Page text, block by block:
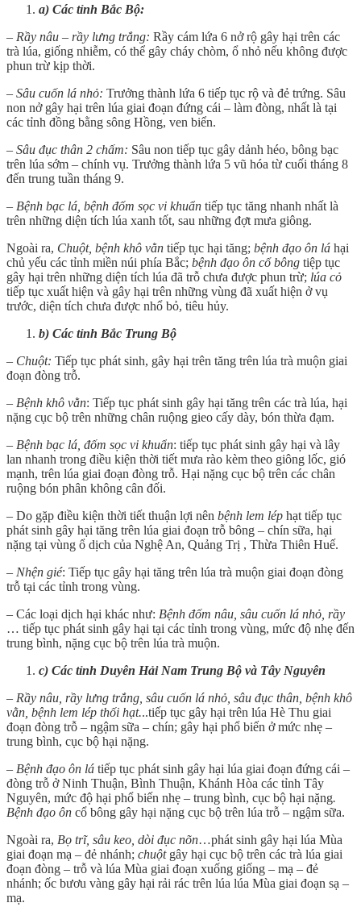
a) Các tỉnh Bắc Bộ:
– Rầy nâu – rầy lưng trắng: Rầy cám lứa 6 nở rộ gây hại trên các
trà lúa, giống nhiễm, có thể gây cháy chòm, ổ nhỏ nếu không được
phun trừ kịp thời.
– Sâu cuốn lá nhỏ: Trưởng thành lứa 6 tiếp tục rộ và đẻ trứng. Sâu
non nở gây hại trên lúa giai đoạn đứng cái – làm đòng, nhất là tại
các tỉnh đồng bằng sông Hồng, ven biển.
– Sâu đục thân 2 chấm: Sâu non tiếp tục gây dảnh héo, bông bạc
trên lúa sớm – chính vụ. Trưởng thành lứa 5 vũ hóa từ cuối tháng 8
đến trung tuần tháng 9.
– Bệnh bạc lá, bệnh đốm sọc vi khuẩn tiếp tục tăng nhanh nhất là
trên những diện tích lúa xanh tốt, sau những đợt mưa giông.
Ngoài ra, Chuột, bệnh khô vằn tiếp tục hại tăng; bệnh đạo ôn lá hại
chủ yếu các tỉnh miền núi phía Bắc; bệnh đạo ôn cổ bông tiệp tục
gây hại trên những diện tích lúa đã trỗ chưa được phun trừ; lúa cỏ
tiếp tục xuất hiện và gây hại trên những vùng đã xuất hiện ở vụ
trước, diện tích chưa được nhổ bỏ, tiêu hủy.
b) Các tỉnh Bắc Trung Bộ
– Chuột: Tiếp tục phát sinh, gây hại trên tăng trên lúa trà muộn giai
đoạn đòng trỗ.
– Bệnh khô vằn: Tiếp tục phát sinh gây hại tăng trên các trà lúa, hại
nặng cục bộ trên những chân ruộng gieo cấy dày, bón thừa đạm.
– Bệnh bạc lá, đốm sọc vi khuẩn: tiếp tục phát sinh gây hại và lây
lan nhanh trong điều kiện thời tiết mưa rào kèm theo giông lốc, gió
mạnh, trên lúa giai đoạn đòng trỗ. Hại nặng cục bộ trên các chân
ruộng bón phân không cân đối.
– Do gặp điều kiện thời tiết thuận lợi nên bệnh lem lép hạt tiếp tục
phát sinh gây hại tăng trên lúa giai đoạn trỗ bông – chín sữa, hại
nặng tại vùng ổ dịch của Nghệ An, Quảng Trị , Thừa Thiên Huế.
– Nhện gié: Tiếp tục gây hại tăng trên lúa trà muộn giai đoạn đòng
trỗ tại các tỉnh trong vùng.
– Các loại dịch hại khác như: Bệnh đốm nâu, sâu cuốn lá nhỏ, rầy
… tiếp tục phát sinh gây hại tại các tỉnh trong vùng, mức độ nhẹ đến
trung bình, nặng cục bộ trên lúa trà muộn.
c) Các tỉnh Duyên Hải Nam Trung Bộ và Tây Nguyên
– Rầy nâu, rầy lưng trắng, sâu cuốn lá nhỏ, sâu đục thân, bệnh khô
vằn, bệnh lem lép thối hạt...tiếp tục gây hại trên lúa Hè Thu giai
đoạn đòng trỗ – ngậm sữa – chín; gây hại phổ biến ở mức nhẹ –
trung bình, cục bộ hại nặng.
– Bệnh đạo ôn lá tiếp tục phát sinh gây hại lúa giai đoạn đứng cái –
đòng trỗ ở Ninh Thuận, Bình Thuận, Khánh Hòa các tỉnh Tây
Nguyên, mức độ hại phổ biến nhẹ – trung bình, cục bộ hại nặng.
Bệnh đạo ôn cổ bông gây hại nặng cục bộ trên lúa trỗ – ngậm sữa.
Ngoài ra, Bọ trĩ, sâu keo, dòi đục nõn…phát sinh gây hại lúa Mùa
giai đoạn mạ – đẻ nhánh; chuộtgây hại cục bộ trên các trà lúa giai
đoạn đòng – trỗ và lúa Mùa giai đoạn xuống giống – mạ – đẻ
nhánh; ốc bươu vàng gây hại rải rác trên lúa lúa Mùa giai đoạn sạ –
mạ.